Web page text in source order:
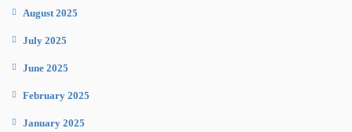
August 2025
July 2025
June 2025
February 2025
January 2025